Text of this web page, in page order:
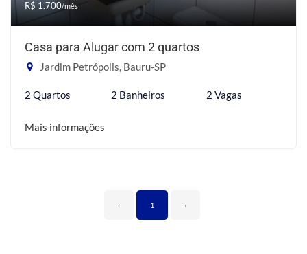
R$ 1.700/mês
Casa para Alugar com 2 quartos
Jardim Petrópolis, Bauru-SP
2 Quartos 2 Banheiros 2 Vagas
Mais informações
‹ 1 ›